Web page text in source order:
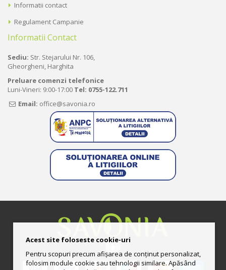
Informatii contact
Regulament Campanie
Informatii Contact
Sediu: Str. Stejarului Nr. 106,
Gheorgheni, Harghita
Preluare comenzi telefonice
Luni-Vineri: 9:00-17:00 Tel: 0755-122.711
Email: office@savonia.ro
Acest site foloseste cookie-uri
Pentru scopuri precum afișarea de conținut personalizat,
folosim module cookie sau tehnologii similare. Apăsând